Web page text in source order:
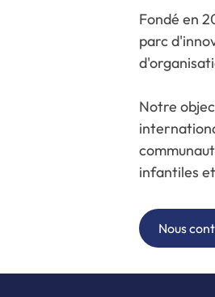
Fondé en
parc
Notre
infantiles
Nous